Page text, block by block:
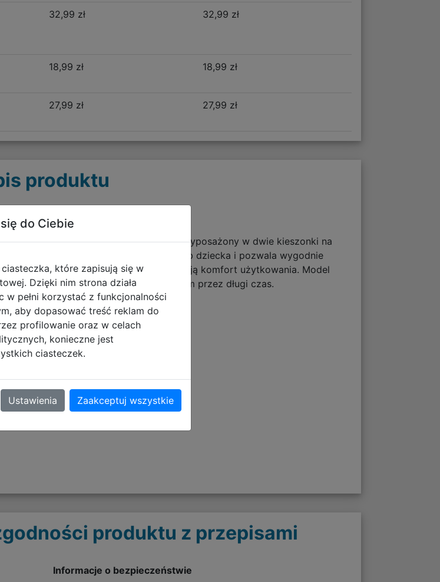
32,99 zł 32,99 zł
18,99 zł 18,99 zł
27,99 zł 27,99 zł
produktu
najbardziej wymagających uczniów. Wyposażony w dwie kieszonki na
się do indywidualnych potrzeb dziecka i pozwala wygodnie
plecy i wyściełane szelki zapewniają komfort użytkowania. Model
które pozwalają cieszyć się plecakiem przez długi czas.
produktu z przepisami
Informacje o bezpieczeństwie
do Ciebie
które zapisują się w
Dzięki nim strona działa
w pełni korzystać z funkcjonalności
aby dopasować treść reklam do
profilowanie oraz w celach
konieczne jest
ciasteczek.
Ustawienia Zaakceptuj wszystkie